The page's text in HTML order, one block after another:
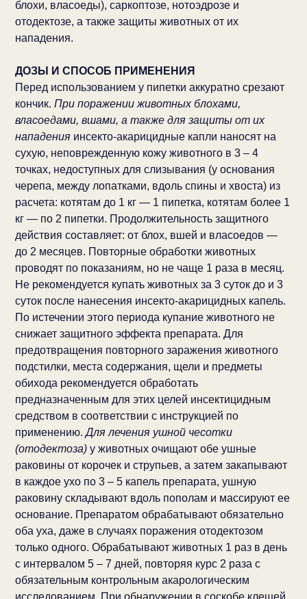
блохи, власоеды), саркоптозе, нотоэдрозе и
отодектозе, а также защиты животных от их
нападения.
ДОЗЫ И СПОСОБ ПРИМЕНЕНИЯ
Перед использованием у пипетки аккуратно срезают
кончик. При поражении животных блохами,
власоедами, вшами, а также для защиты от их
нападения инсекто-акарицидные капли наносят на
сухую, неповрежденную кожу животного в 3 – 4
точках, недоступных для слизывания (у основания
черепа, между лопатками, вдоль спины и хвоста) из
расчета: котятам до 1 кг — 1 пипетка, котятам более 1
кг — по 2 пипетки. Продолжительность защитного
действия составляет: от блох, вшей и власоедов —
до 2 месяцев. Повторные обработки животных
проводят по показаниям, но не чаще 1 раза в месяц.
Не рекомендуется купать животных за 3 суток до и 3
суток после нанесения инсекто-акарицидных капель.
По истечении этого периода купание животного не
снижает защитного эффекта препарата. Для
предотвращения повторного заражения животного
подстилки, места содержания, щели и предметы
обихода рекомендуется обработать
предназначенным для этих целей инсектицидным
средством в соответствии с инструкцией по
применению.Для лечения ушной чесотки
(отодектоза) у животных очищают обе ушные
раковины от корочек и струпьев, а затем закапывают
в каждое ухо по 3 – 5 капель препарата, ушную
раковину складывают вдоль пополам и массируют ее
основание. Препаратом обрабатывают обязательно
оба уха, даже в случаях поражения отодектозом
только одного. Обрабатывают животных 1 раз в день
с интервалом 5 – 7 дней, повторяя курс 2 раза с
обязательным контрольным акарологическим
исследованием. При обнаружении в соскобе клещей